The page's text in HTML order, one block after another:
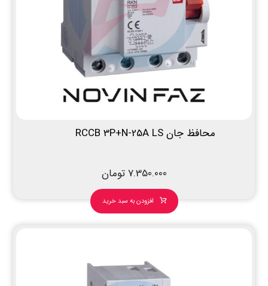
محافظ جان RCCB 3P+N-25A LS
7.350.000 تومان
افزودن به سبد خرید